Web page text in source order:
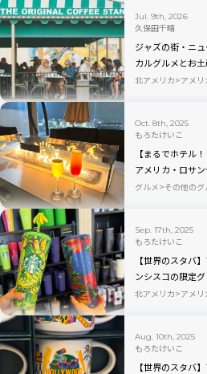
Jul. 9th, 2026
久保田千晴
ジャズの街・ニ
カルグルメとお
北アメリカ アメリ
Oct. 8th, 2025
もろたけいこ
【まるでホテル
アメリカ・ロサ
ス・ラウンジの魅
グルメ その他のグ
Sep. 17th, 2025
もろたけいこ
【世界のスタバ
ンシスコの限定
北アメリカ アメリ
Aug. 10th, 2025
もろたけいこ
【世界のスタバ